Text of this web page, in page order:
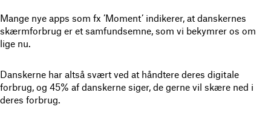
Mange nye apps som fx ’Moment’ indikerer, at danskernes
skærmforbrug er et samfundsemne, som vi bekymrer os om
lige nu.
Danskerne har altså svært ved at håndtere deres digitale
forbrug, og 45% af danskerne siger, de gerne vil skære ned i
deres forbrug.